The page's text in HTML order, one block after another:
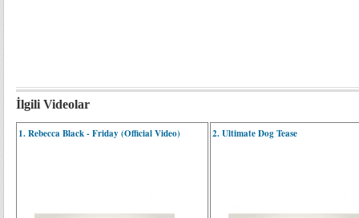
İlgili Videolar
1. Rebecca Black - Friday (Official Video) 2. Ultimate Dog Tease